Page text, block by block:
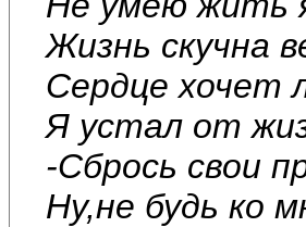
Жизнь скучна
Сердце хочет
Я устал от
-Сбрось свои
Ну,не будь ко